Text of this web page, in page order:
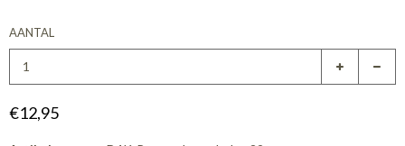
AANTAL
€12,95